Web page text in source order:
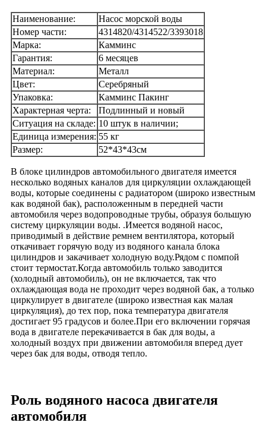
Наименование:
Насос морской воды
Номер части:
4314820/4314522/3393018
Марка:
Камминс
Гарантия:
6 месяцев
Материал:
Металл
Цвет:
Серебряный
Упаковка:
Камминс Пакинг
Характерная черта:
Подлинный и новый
Ситуация на складе: 10 штук в наличии;
Единица измерения: 55 кг
Размер:
52*43*43см
В блоке цилиндров автомобильного двигателя имеется
несколько водяных каналов для циркуляции охлаждающей
воды, которые соединены с радиатором (широко известным
как водяной бак), расположенным в передней части
автомобиля через водопроводные трубы, образуя большую
систему циркуляции воды. .Имеется водяной насос,
приводимый в действие ремнем вентилятора, который
откачивает горячую воду из водяного канала блока
цилиндров и закачивает холодную воду.Рядом с помпой
стоит термостат.Когда автомобиль только заводится
(холодный автомобиль), он не включается, так что
охлаждающая вода не проходит через водяной бак, а только
циркулирует в двигателе (широко известная как малая
циркуляция), до тех пор, пока температура двигателя
достигает 95 градусов и более.При его включении горячая
вода в двигателе перекачивается в бак для воды, а
холодный воздух при движении автомобиля вперед дует
через бак для воды, отводя тепло.
Роль водяного насоса двигателя
автомобиля